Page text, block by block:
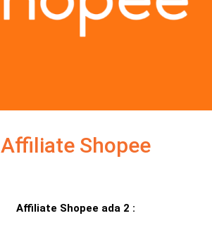
Affiliate Shopee
Affiliate Shopee ada 2 :